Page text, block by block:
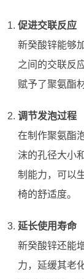
促进交联反应
新癸酸锌能够
之间的交联反
赋予了聚氨酯
调节发泡过程
在制作聚氨酯
沫的孔径大小
制能力，可以
椅的舒适度。
延长使用寿命
新癸酸锌还能
力，延缓其老